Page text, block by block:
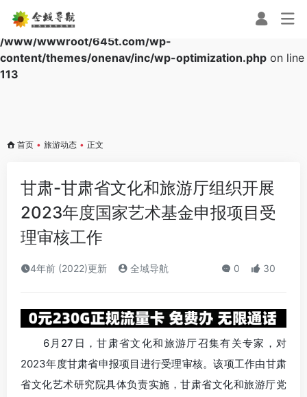
Warning: Array to string conversion in
/www/wwwroot/645t.com/wp-
content/themes/onenav/inc/wp-optimization.php on line
113
首页 • 旅游动态 • 正文
甘肃-甘肃省文化和旅游厅组织开展
2023年度国家艺术基金申报项目受
理审核工作
4年前 (2022)更新 全域导航 0 30
6月27日，甘肃省文化和旅游厅召集有关专家，对
2023年度甘肃省申报项目进行受理审核。该项工作由甘肃
省文化艺术研究院具体负责实施，甘肃省文化和旅游厅党